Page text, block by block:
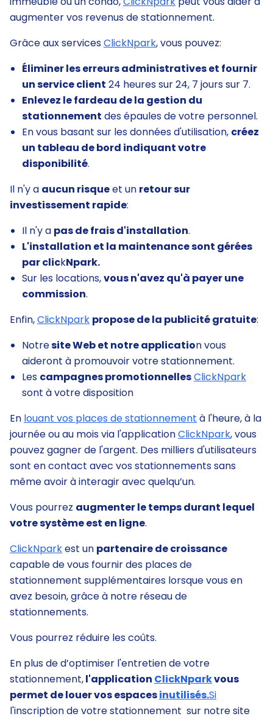
augmenter vos revenus de stationnement.
Grâce aux servicesClickNpark, vous pouvez:
Éliminer les erreurs administratives et fournir
un service client 24 heures sur 24, 7 jours sur 7.
Enlevez le fardeau de la gestion du
stationnement des épaules de votre personnel.
En vous basant sur les données d'utilisation, créez
un tableau de bord indiquant votre
disponibilité.
Il n'y a aucun risqueet un retour sur
investissement rapide:
Il n'y a pas de frais d'installation.
L'installation et la maintenance sont gérées
par clickNpark.
Sur les locations,vous n'avez qu'à payer une
commission.
Enfin,ClickNpark propose de la publicité gratuite:
Notresite Web et notre application vous
aideront à promouvoir votre stationnement.
Les campagnes promotionnellesClickNpark
sont à votre disposition
En louant vos places de stationnement à l'heure, à la
journée ou au mois via l'applicationClickNpark, vous
pouvez gagner de l'argent. Des milliers d'utilisateurs
sont en contact avec vos stationnements sans
même avoir à interagir avec quelqu’un.
Vous pourrez augmenter le temps durant lequel
votre système est en ligne.
ClickNparkest un partenaire de croissance
capable de vous fournir des places de
stationnement supplémentaires lorsque vous en
avez besoin, grâce à notre réseau de
stationnements.
Vous pourrez réduire les coûts.
En plus de d’optimiser l'entretien de votre
stationnement,l'application ClickNparkvous
permet de louer vos espacesinutilisés.Si
l'inscription de votre stationnement sur notre site